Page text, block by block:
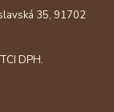
35, 91702
DPH.